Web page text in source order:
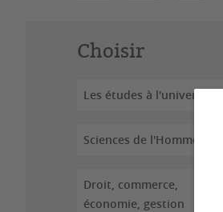
Choisir
Les études à l'université
Sciences de l'Homme
Droit, commerce,
économie, gestion